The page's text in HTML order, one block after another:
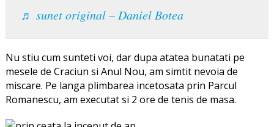
♬ sunet original – Daniel Botea
Nu stiu cum sunteti voi, dar dupa atatea bunatati pe
mesele de Craciun si Anul Nou, am simtit nevoia de
miscare. Pe langa plimbarea incetosata prin Parcul
Romanescu, am executat si 2 ore de tenis de masa.